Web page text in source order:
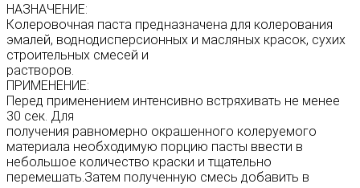
НАЗНАЧЕНИЕ:
Колеровочная паста предназначена для колерования
эмалей, воднодисперсионных и масляных красок, сухих
строительных смесей и
растворов.
ПРИМЕНЕНИЕ:
Перед применением интенсивно встряхивать не менее
30 сек. Для
получения равномерно окрашенного колеруемого
материала необходимую порцию пасты ввести в
небольшое количество краски и тщательно
перемешать.Затем полученную смесь добавить в